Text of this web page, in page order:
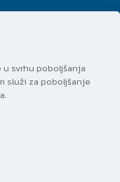
u svrhu poboljšanja
služi za poboljšanje